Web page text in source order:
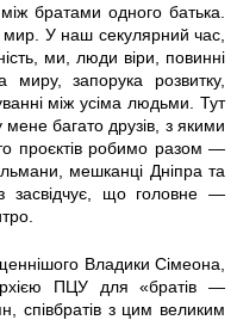
братами одного батька.
У наш секулярний час,
ми, люди віри, повинні
запорука розвитку,
між усіма людьми. Тут
багато друзів, з якими
проєктів робимо разом —
мешканці Дніпра та
що головне —
Владики Сімеона,
ПЦУ для «братів —
співбратів з цим великим